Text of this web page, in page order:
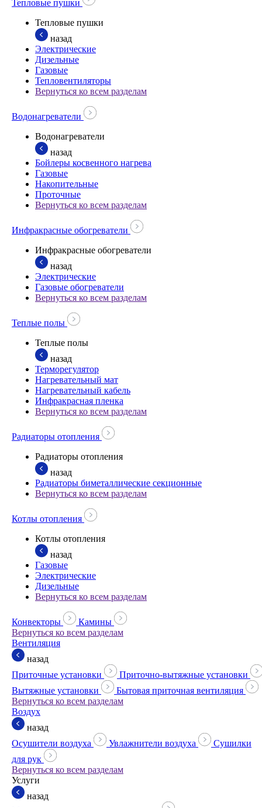
Тепловые пушки
Тепловые пушки
назад
Электрические
Дизельные
Газовые
Тепловентиляторы
Вернуться ко всем разделам
Водонагреватели
Водонагреватели
назад
Бойлеры косвенного нагрева
Газовые
Накопительные
Проточные
Вернуться ко всем разделам
Инфракрасные обогреватели
Инфракрасные обогреватели
назад
Электрические
Газовые обогреватели
Вернуться ко всем разделам
Теплые полы
Теплые полы
назад
Терморегулятор
Нагревательный мат
Нагревательный кабель
Инфракрасная пленка
Вернуться ко всем разделам
Радиаторы отопления
Радиаторы отопления
назад
Радиаторы биметаллические секционные
Вернуться ко всем разделам
Котлы отопления
Котлы отопления
назад
Газовые
Электрические
Дизельные
Вернуться ко всем разделам
Конвекторы
Камины
Вернуться ко всем разделам
Вентиляция
назад
Приточные установки
Приточно-вытяжные установки
Вытяжные установки
Бытовая приточная вентиляция
Вернуться ко всем разделам
Воздух
назад
Осушители воздуха
Увлажнители воздуха
Сушилки
для рук
Вернуться ко всем разделам
Услуги
назад